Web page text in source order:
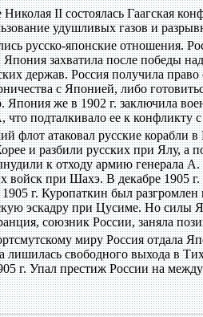
II состоялась Гаагская
удушливых газов и
русско-японские отношения.
захватила после победы
держав. Россия получила
с Японией, либо
Япония же в 1902 г. заключила
подталкивало ее к конфликту с
флот атаковал русские
и разбили русских при Ялу, а
к отходу армию генерала
войск при Шахэ. В декабре 1905
г. Куропаткин был
эскадру при Цусиме. Но силы
союзник России, заняла
миру Россия
лишилась свободного выхода в
г. Упал престиж России на